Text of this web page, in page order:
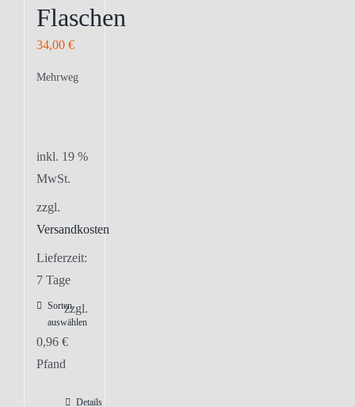
Flaschen
34,00 €
Mehrweg
inkl. 19 %
MwSt.
zzgl.
Versandkosten
Lieferzeit:
7 Tage
Sorten
auswählen
zzgl.
0,96 €
Pfand
Details